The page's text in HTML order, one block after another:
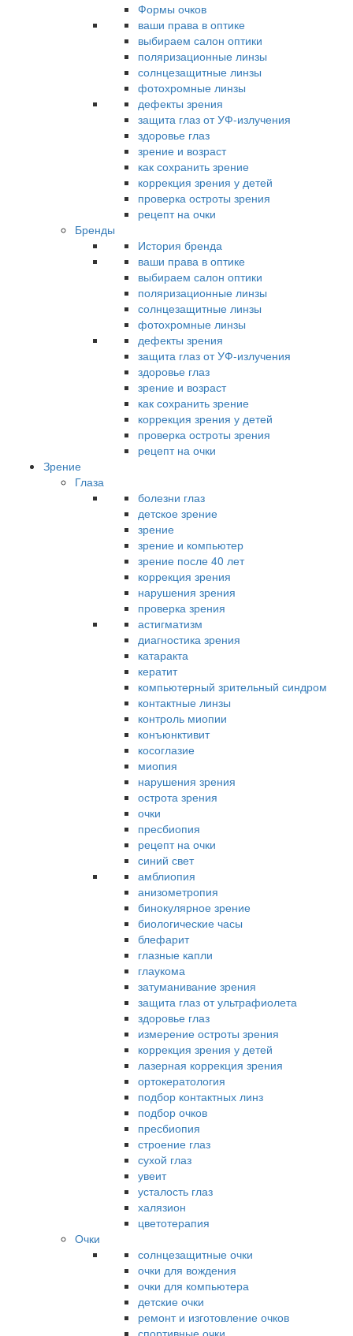
Формы очков
ваши права в оптике
выбираем салон оптики
поляризационные линзы
солнцезащитные линзы
фотохромные линзы
дефекты зрения
защита глаз от УФ-излучения
здоровье глаз
зрение и возраст
как сохранить зрение
коррекция зрения у детей
проверка остроты зрения
рецепт на очки
Бренды
История бренда
ваши права в оптике
выбираем салон оптики
поляризационные линзы
солнцезащитные линзы
фотохромные линзы
дефекты зрения
защита глаз от УФ-излучения
здоровье глаз
зрение и возраст
как сохранить зрение
коррекция зрения у детей
проверка остроты зрения
рецепт на очки
Зрение
Глаза
болезни глаз
детское зрение
зрение
зрение и компьютер
зрение после 40 лет
коррекция зрения
нарушения зрения
проверка зрения
астигматизм
диагностика зрения
катаракта
кератит
компьютерный зрительный синдром
контактные линзы
контроль миопии
конъюнктивит
косоглазие
миопия
нарушения зрения
острота зрения
очки
пресбиопия
рецепт на очки
синий свет
амблиопия
анизометропия
бинокулярное зрение
биологические часы
блефарит
глазные капли
глаукома
затуманивание зрения
защита глаз от ультрафиолета
здоровье глаз
измерение остроты зрения
коррекция зрения у детей
лазерная коррекция зрения
ортокератология
подбор контактных линз
подбор очков
пресбиопия
строение глаз
сухой глаз
увеит
усталость глаз
халязион
цветотерапия
Очки
солнцезащитные очки
очки для вождения
очки для компьютера
детские очки
ремонт и изготовление очков